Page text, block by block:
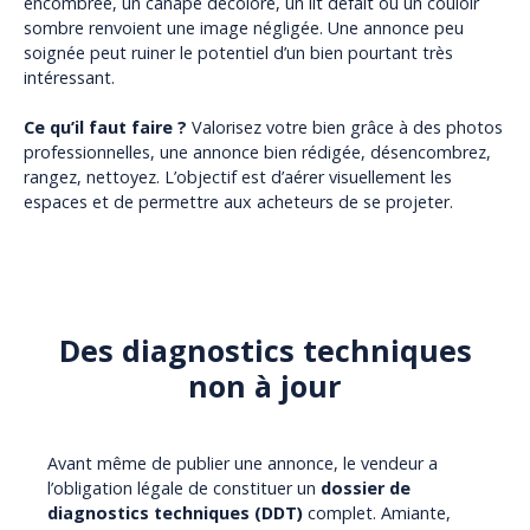
sombre renvoient une image négligée. Une annonce peu
soignée peut ruiner le potentiel d’un bien pourtant très
intéressant.
Ce qu’il faut faire ? Valorisez votre bien grâce à des photos
professionnelles, une annonce bien rédigée, désencombrez,
rangez, nettoyez. L’objectif est d’aérer visuellement les
espaces et de permettre aux acheteurs de se projeter.
Des diagnostics techniques
non à jour
Avant même de publier une annonce, le vendeur a
l’obligation légale de constituer un dossier de
diagnostics techniques (DDT) complet. Amiante,